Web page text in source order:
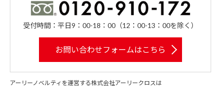
受付時間：平日9：00-18：00（12：00-13：00を除く）
お問い合わせフォームはこちら
アーリーノベルティを運営する株式会社アーリークロスは